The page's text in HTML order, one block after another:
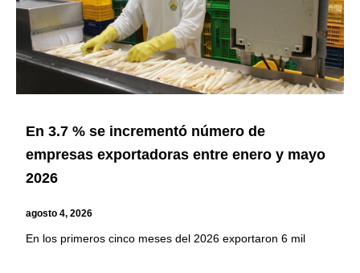
En 3.7 % se incrementó número de
empresas exportadoras entre enero y mayo
2026
agosto 4, 2026
En los primeros cinco meses del 2026 exportaron 6 mil